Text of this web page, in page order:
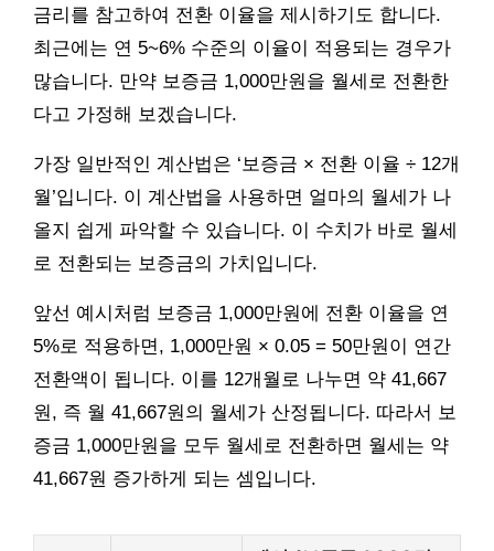
금리를 참고하여 전환 이율을 제시하기도 합니다.
최근에는 연 5~6% 수준의 이율이 적용되는 경우가
많습니다. 만약 보증금 1,000만원을 월세로 전환한
다고 가정해 보겠습니다.
가장 일반적인 계산법은 ‘보증금 × 전환 이율 ÷ 12개
월’입니다. 이 계산법을 사용하면 얼마의 월세가 나
올지 쉽게 파악할 수 있습니다. 이 수치가 바로 월세
로 전환되는 보증금의 가치입니다.
앞선 예시처럼 보증금 1,000만원에 전환 이율을 연
5%로 적용하면, 1,000만원 × 0.05 = 50만원이 연간
전환액이 됩니다. 이를 12개월로 나누면 약 41,667
원, 즉 월 41,667원의 월세가 산정됩니다. 따라서 보
증금 1,000만원을 모두 월세로 전환하면 월세는 약
41,667원 증가하게 되는 셈입니다.